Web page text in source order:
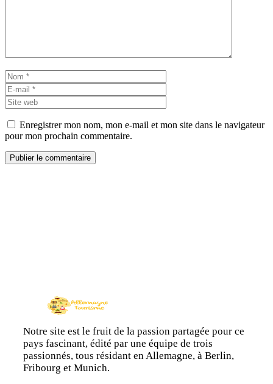
Nom
mail
web
Enregistrer mon nom, mon e-mail et mon site dans le navigateur
pour mon prochain commentaire.
Notre site est le fruit de la passion partagée pour ce
pays fascinant, édité par une équipe de trois
passionnés, tous résidant en Allemagne, à Berlin,
Fribourg et Munich.